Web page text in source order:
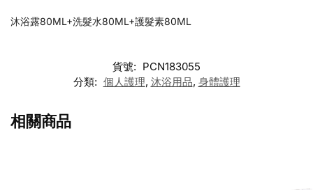
沐浴露80ML+洗髮水80ML+護髮素80ML
貨號: PCN183055
分類: 個人護理, 沐浴用品, 身體護理
相關商品